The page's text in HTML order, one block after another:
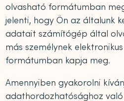
olvasható formátumban
jelenti, hogy Ön az általunk
adatait számítógép által
más személynek
formátumban kapja meg.
Amennyiben gyakorolni
adathordozhatósághoz